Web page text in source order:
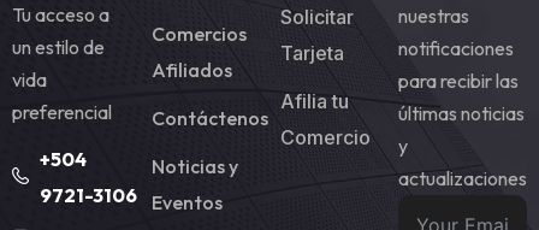
Tu acceso a
un estilo de
vida
preferencial
+504
9721-3106
Comercios
Afiliados
Contáctenos
Noticias y
Eventos
Solicitar
Tarjeta
Afilia tu
Comercio
nuestras
notificaciones
para recibir las
últimas noticias
y
actualizaciones